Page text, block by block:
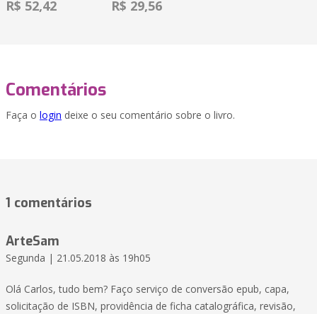
R$ 52,42 R$ 29,56
Comentários
Faça o login deixe o seu comentário sobre o livro.
1 comentários
ArteSam
Segunda | 21.05.2018 às 19h05
Olá Carlos, tudo bem? Faço serviço de conversão epub, capa,
solicitação de ISBN, providência de ficha catalográfica, revisão,